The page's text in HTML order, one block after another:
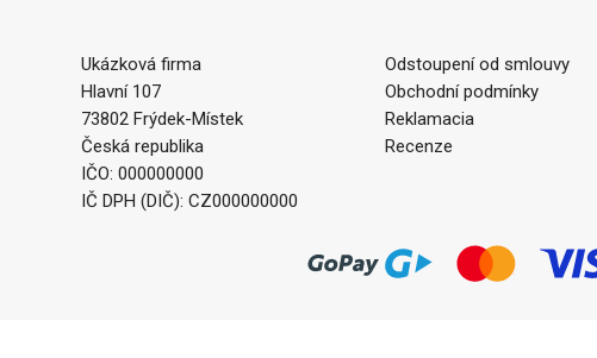
Ukázková firma
Hlavní 107
73802 Frýdek-Místek
Česká republika
IČO: 000000000
IČ DPH (DIČ): CZ000000000
Odstoupení od smlouvy
Obchodní podmínky
Reklamacia
Recenze